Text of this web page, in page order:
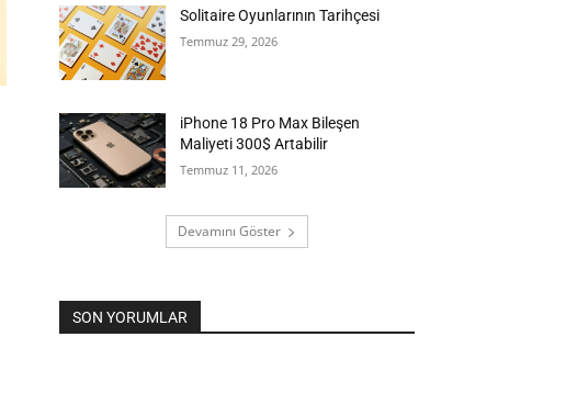
Solitaire Oyunlarının Tarihçesi
Temmuz 29, 2026
iPhone 18 Pro Max Bileşen
Maliyeti 300$ Artabilir
Temmuz 11, 2026
Devamını Göster
SON YORUMLAR